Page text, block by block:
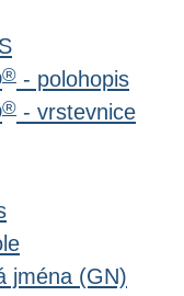
® - polohopis
® - vrstevnice
jména (GN)